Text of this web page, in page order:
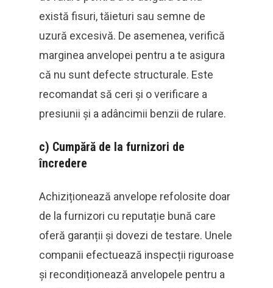
există fisuri, tăieturi sau semne de
uzură excesivă. De asemenea, verifică
marginea anvelopei pentru a te asigura
că nu sunt defecte structurale. Este
recomandat să ceri și o verificare a
presiunii și a adâncimii benzii de rulare.
c) Cumpără de la furnizori de
încredere
Achiziționează anvelope refolosite doar
de la furnizori cu reputație bună care
oferă garanții și dovezi de testare. Unele
companii efectuează inspecții riguroase
și recondiționează anvelopele pentru a